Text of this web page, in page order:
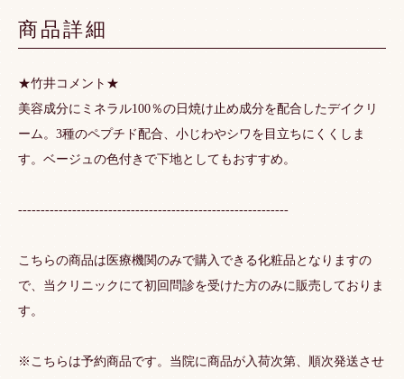
商品詳細
★竹井コメント★
美容成分にミネラル100％の日焼け止め成分を配合したデイクリ
ーム。3種のペプチド配合、小じわやシワを目立ちにくくしま
す。ベージュの色付きで下地としてもおすすめ。
------------------------------------------------------------
こちらの商品は医療機関のみで購入できる化粧品となりますの
で、当クリニックにて初回問診を受けた方のみに販売しておりま
す。
※こちらは予約商品です。当院に商品が入荷次第、順次発送させ